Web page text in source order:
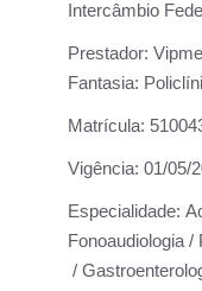
Intercâmbio
Prestador:
Fantasia:
Matrícula:
Vigência: 01/05/
Especialidade:
Fonoaudiologia
/